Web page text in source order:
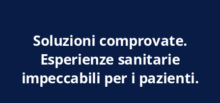
Soluzioni comprovate.
Esperienze sanitarie
impeccabili per i pazienti.